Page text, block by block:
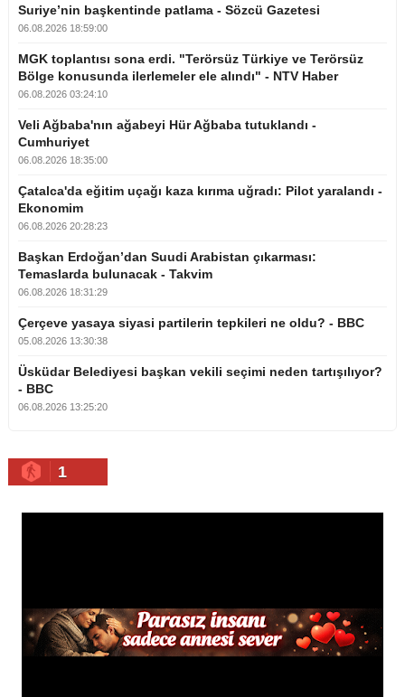
Suriye’nin başkentinde patlama - Sözcü Gazetesi
06.08.2026 18:59:00
MGK toplantısı sona erdi. "Terörsüz Türkiye ve Terörsüz
Bölge konusunda ilerlemeler ele alındı" - NTV Haber
06.08.2026 03:24:10
Veli Ağbaba'nın ağabeyi Hür Ağbaba tutuklandı -
Cumhuriyet
06.08.2026 18:35:00
Çatalca'da eğitim uçağı kaza kırıma uğradı: Pilot yaralandı -
Ekonomim
06.08.2026 20:28:23
Başkan Erdoğan’dan Suudi Arabistan çıkarması:
Temaslarda bulunacak - Takvim
06.08.2026 18:31:29
Çerçeve yasaya siyasi partilerin tepkileri ne oldu? - BBC
05.08.2026 13:30:38
Üsküdar Belediyesi başkan vekili seçimi neden tartışılıyor?
- BBC
06.08.2026 13:25:20
1